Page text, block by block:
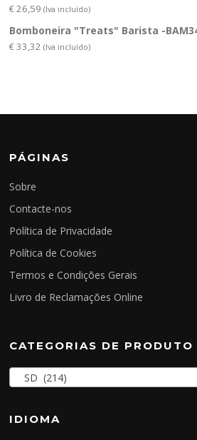
€26,59 (Iva incluído)
Bomboneira "Treats" Barista -
€33,32 (Iva incluído)
PÁGINAS
Sobre
Contacte-nos
Política de Privacidade
Política de Cookies
Termos e Condições Gerais
Livro de Reclamações Online
CATEGORIAS DE PRODUTO
SD (214)
IDIOMA